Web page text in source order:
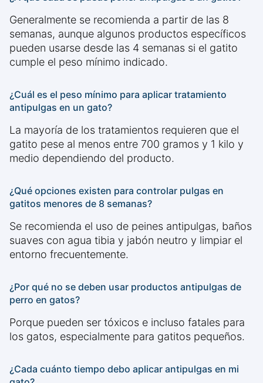
Generalmente se recomienda a partir de las 8
semanas, aunque algunos productos específicos
pueden usarse desde las 4 semanas si el gatito
cumple el peso mínimo indicado.
¿Cuál es el peso mínimo para aplicar tratamiento
antipulgas en un gato?
La mayoría de los tratamientos requieren que el
gatito pese al menos entre 700 gramos y 1 kilo y
medio dependiendo del producto.
¿Qué opciones existen para controlar pulgas en
gatitos menores de 8 semanas?
Se recomienda el uso de peines antipulgas, baños
suaves con agua tibia y jabón neutro y limpiar el
entorno frecuentemente.
¿Por qué no se deben usar productos antipulgas de
perro en gatos?
Porque pueden ser tóxicos e incluso fatales para
los gatos, especialmente para gatitos pequeños.
¿Cada cuánto tiempo debo aplicar antipulgas en mi